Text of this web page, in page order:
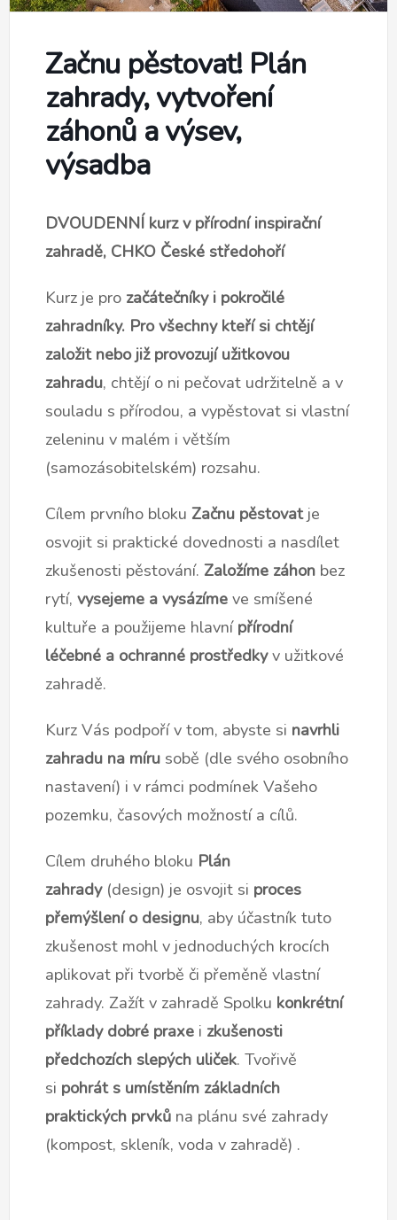
Začnu pěstovat! Plán
zahrady, vytvoření
záhonů a výsev,
výsadba
DVOUDENNÍ kurz v přírodní inspirační
zahradě, CHKO České středohoří
Kurz je pro začátečníky i pokročilé
zahradníky. Pro všechny kteří si chtějí
založit nebo již provozují užitkovou
zahradu, chtějí o ni pečovat udržitelně a v
souladu s přírodou, a vypěstovat si vlastní
zeleninu v malém i větším
(samozásobitelském) rozsahu.
Cílem prvního bloku Začnu pěstovatje
osvojit si praktické dovednosti a nasdílet
zkušenosti pěstování. Založíme záhonbez
rytí, vysejeme a vysázímeve smíšené
kultuře a použijeme hlavní přírodní
léčebné a ochranné prostředkyv užitkové
zahradě.
Kurz Vás podpoří v tom, abyste si navrhli
zahradu na mírusobě (dle svého osobního
nastavení) i v rámci podmínek Vašeho
pozemku, časových možností a cílů.
Cílem druhého bloku Plán
zahrady(design) je osvojit si proces
přemýšlení o designu, aby účastník tuto
zkušenost mohl v jednoduchých krocích
aplikovat při tvorbě či přeměně vlastní
zahrady. Zažít v zahradě Spolku konkrétní
příklady dobré praxe i zkušenosti
předchozích slepých uliček. Tvořivě
si pohrát s umístěním základních
praktických prvků na plánu své zahrady
(kompost, skleník, voda v zahradě) .